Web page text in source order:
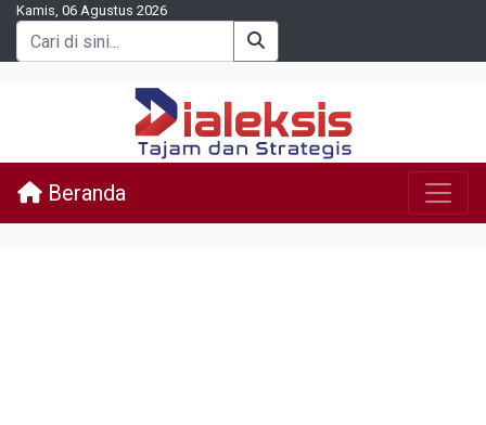
Kamis, 06 Agustus 2026
Beranda